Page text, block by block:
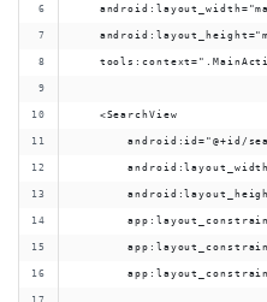
    <SearchView
android:id="@+id/